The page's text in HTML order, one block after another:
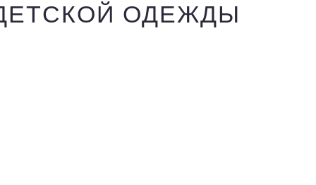
ОДЕЖДЫ